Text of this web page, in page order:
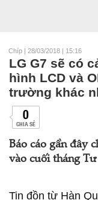
Chíp | 28/03/2018 | 15:16
LG G7 sẽ có
hình LCD và
trường khác
0
CHIA SẺ
Báo cáo gần đây
vào cuối tháng
Tin đồn từ Hàn